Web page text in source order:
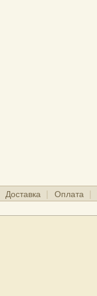
Доставка Оплата